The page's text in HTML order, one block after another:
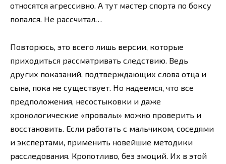
относятся агрессивно. А тут мастер спорта по боксу
попался. Не рассчитал…
Повторюсь, это всего лишь версии, которые
приходиться рассматривать следствию. Ведь
других показаний, подтверждающих слова отца и
сына, пока не существует. Но надеемся, что все
предположения, несостыковки и даже
хронологические «провалы» можно проверить и
восстановить. Если работать с мальчиком, соседями
и экспертами, применить новейшие методики
расследования. Кропотливо, без эмоций. Их в этой